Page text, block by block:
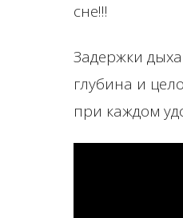
сне!!!
Задержки
глубина и
при каждом